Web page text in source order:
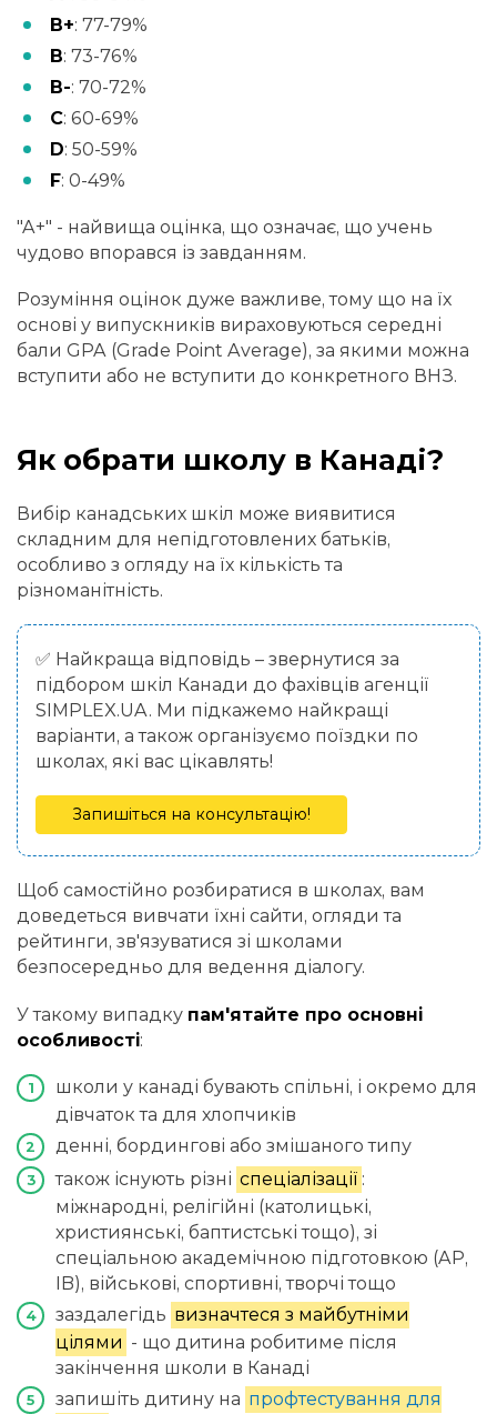
B+: 77-79%
B: 73-76%
B-: 70-72%
C: 60-69%
D: 50-59%
F: 0-49%
"A+" - найвища оцінка, що означає, що учень
чудово впорався із завданням.
Розуміння оцінок дуже важливе, тому що на їх
основі у випускників вираховуються середні
бали GPA (Grade Point Average), за якими можна
вступити або не вступити до конкретного ВНЗ.
Як обрати школу в Канаді?
Вибір канадських шкіл може виявитися
складним для непідготовлених батьків,
особливо з огляду на їх кількість та
різноманітність.
✅ Найкраща відповідь – звернутися за
підбором шкіл Канади до фахівців агенції
SIMPLEX.UA. Ми підкажемо найкращі
варіанти, а також організуємо поїздки по
школах, які вас цікавлять!
Запишіться на консультацію!
Щоб самостійно розбиратися в школах, вам
доведеться вивчати їхні сайти, огляди та
рейтинги, зв'язуватися зі школами
безпосередньо для ведення діалогу.
У такому випадку пам'ятайте про основні
особливості:
школи у канаді бувають спільні, і окремо для
дівчаток та для хлопчиків
денні, бордингові або змішаного типу
також існують різні спеціалізації :
міжнародні, релігійні (католицькі,
християнські, баптистські тощо), зі
спеціальною академічною підготовкою (AP,
IB), військові, спортивні, творчі тощо
заздалегідь визначтеся з майбутніми
цілями - що дитина робитиме після
закінчення школи в Канаді
запишіть дитину на профтестування для